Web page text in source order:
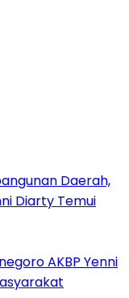
Daerah,
Diarty Temui
AKBP Yenni